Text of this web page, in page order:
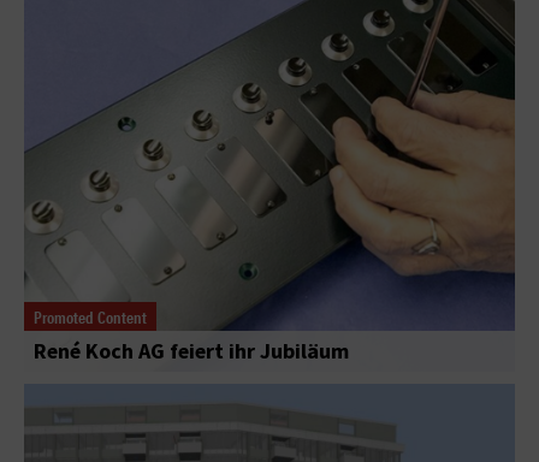
Promoted Content
René Koch AG feiert ihr Jubiläum